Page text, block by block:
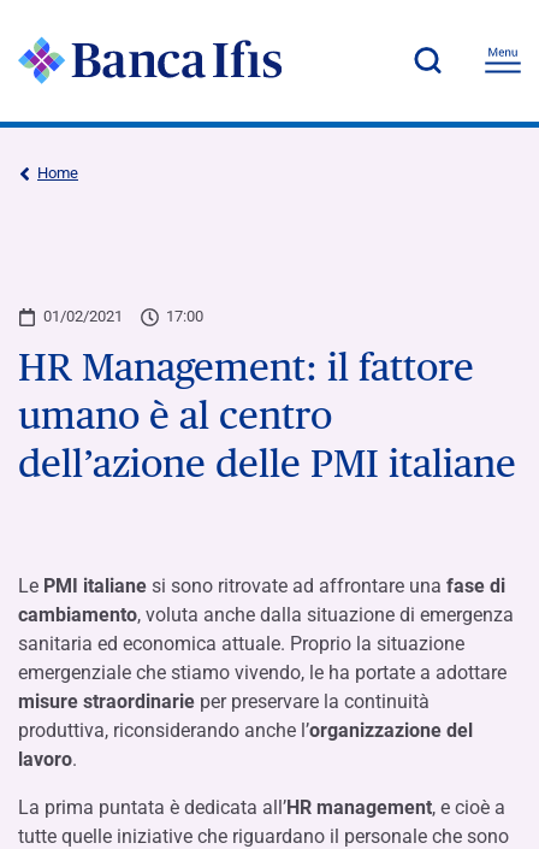
Home
01/02/2021 17:00
HR Management: il fattore
umano è al centro
dell’azione delle PMI italiane
Le PMI italiane si sono ritrovate ad affrontare una fase di
cambiamento, voluta anche dalla situazione di emergenza
sanitaria ed economica attuale. Proprio la situazione
emergenziale che stiamo vivendo, le ha portate a adottare
misure straordinarie per preservare la continuità
produttiva, riconsiderando anche l’organizzazione del
lavoro.
La prima puntata è dedicata all’HR management, e cioè a
tutte quelle iniziative che riguardano il personale che sono